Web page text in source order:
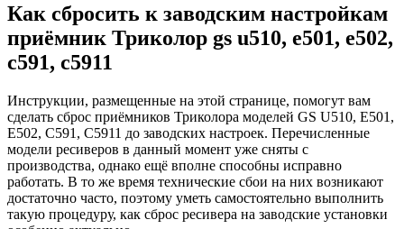
Как сбросить к заводским настройкам
приёмник Триколор gs u510, e501, e502,
c591, c5911
Инструкции, размещенные на этой странице, помогут вам
сделать сброс приёмников Триколора моделей GS U510, E501,
E502, С591, С5911 до заводских настроек. Перечисленные
модели ресиверов в данный момент уже сняты с
производства, однако ещё вполне способны исправно
работать. В то же время технические сбои на них возникают
достаточно часто, поэтому уметь самостоятельно выполнить
такую процедуру, как сброс ресивера на заводские установки